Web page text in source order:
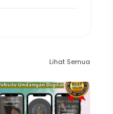
Lihat Semua